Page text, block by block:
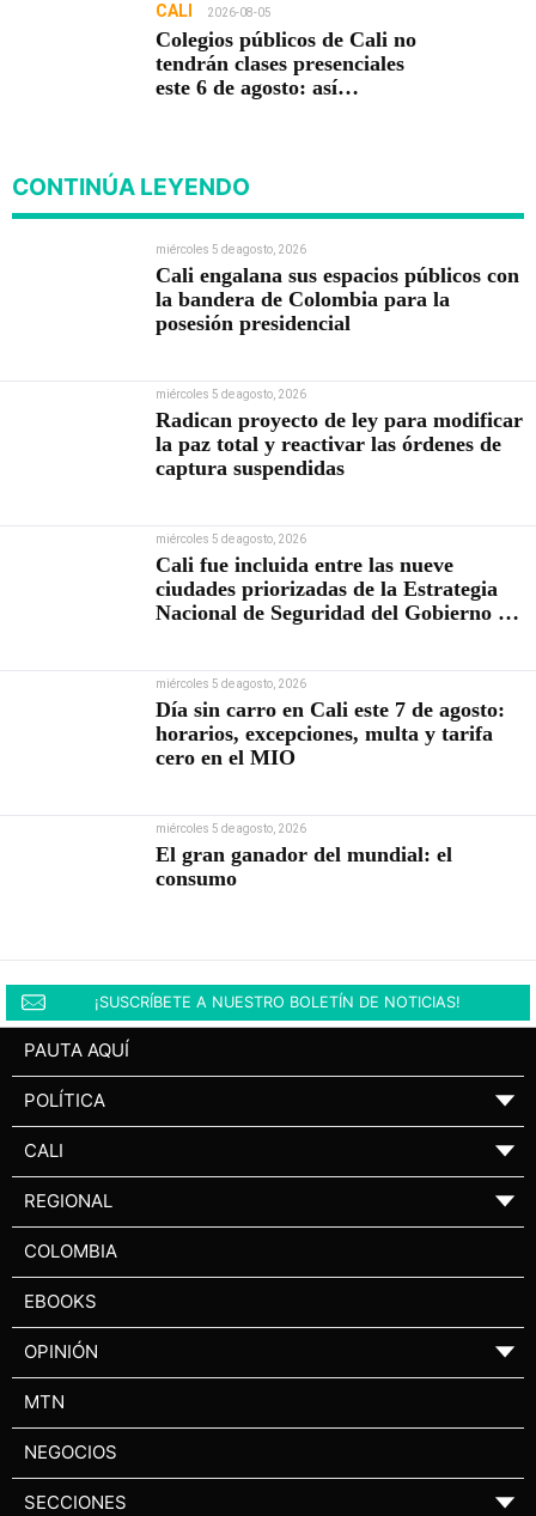
CALI 2026-08-05
Colegios públicos de Cali no
tendrán clases presenciales
este 6 de agosto: así
CONTINÚA LEYENDO
miércoles 5 de agosto, 2026
Cali engalana sus espacios públicos con
la bandera de Colombia para la
posesión presidencial
miércoles 5 de agosto, 2026
Radican proyecto de ley para modificar
la paz total y reactivar las órdenes de
captura suspendidas
miércoles 5 de agosto, 2026
Cali fue incluida entre las nueve
ciudades priorizadas de la Estrategia
Nacional de Seguridad del Gobierno de
miércoles 5 de agosto, 2026
Día sin carro en Cali este 7 de agosto:
horarios, excepciones, multa y tarifa
cero en el MIO
miércoles 5 de agosto, 2026
El gran ganador del mundial: el
consumo
¡SUSCRÍBETE A NUESTRO BOLETÍN DE NOTICIAS!
PAUTA AQUÍ
POLÍTICA ▼
CALI ▼
REGIONAL ▼
COLOMBIA
EBOOKS
OPINIÓN ▼
MTN
NEGOCIOS
SECCIONES ▼